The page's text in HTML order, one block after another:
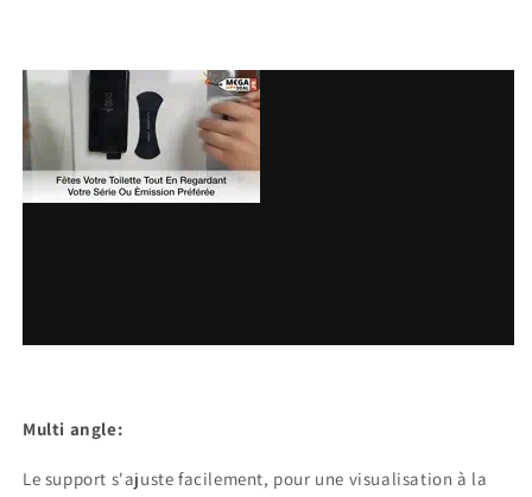
Multi angle:
Le support s'ajuste facilement, pour une visualisation à la